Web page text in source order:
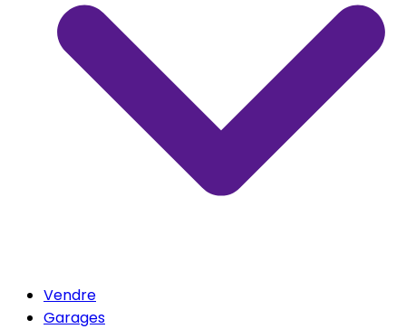
Vendre
Garages